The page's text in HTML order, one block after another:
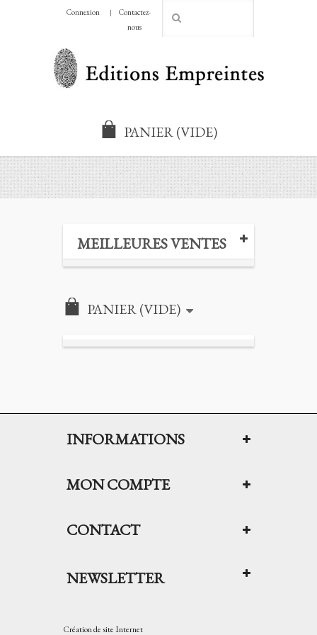
Connexion
Contactez-
nous
PANIER(VIDE)
MEILLEURES VENTES
PANIER(VIDE)
INFORMATIONS
MON COMPTE
CONTACT
NEWSLETTER
Création de site Internet